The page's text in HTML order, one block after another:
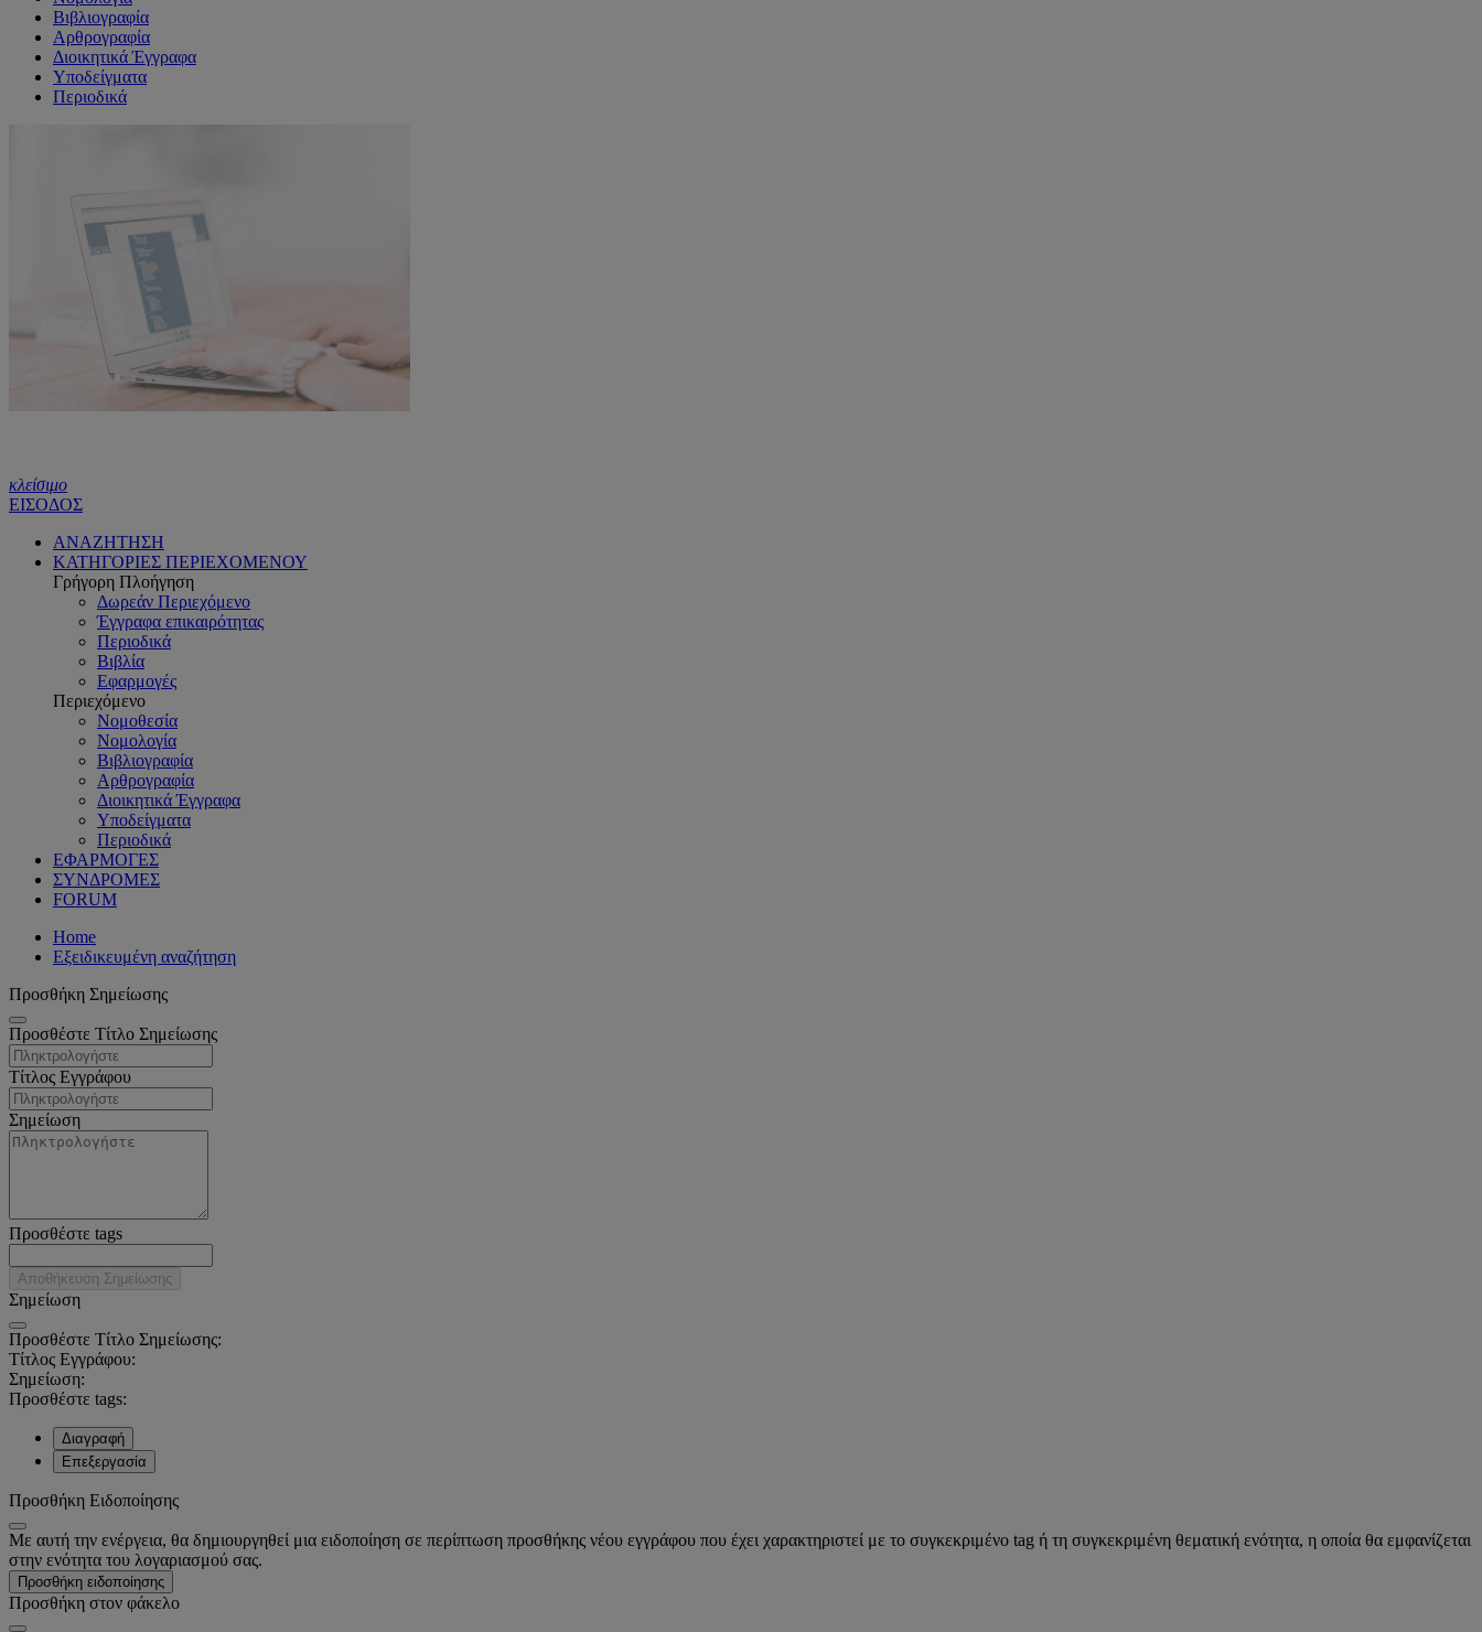
Βιβλιογραφία
Αρθρογραφία
Διοικητικά Έγγραφα
Υποδείγματα
Περιοδικά
κλείσιμο
ΕΙΣΟΔΟΣ
ΑΝΑΖΗΤΗΣΗ
ΚΑΤΗΓΟΡΙΕΣ ΠΕΡΙΕΧΟΜΕΝΟΥ
Γρήγορη Πλοήγηση
Δωρεάν Περιεχόμενο
Έγγραφα επικαιρότητας
Περιοδικά
Βιβλία
Εφαρμογές
Περιεχόμενο
Νομοθεσία
Νομολογία
Βιβλιογραφία
Αρθρογραφία
Διοικητικά Έγγραφα
Υποδείγματα
Περιοδικά
ΕΦΑΡΜΟΓΕΣ
ΣΥΝΔΡΟΜΕΣ
FORUM
Home
Εξειδικευμένη αναζήτηση
Προσθήκη Σημείωσης
Προσθέστε Τίτλο Σημείωσης
Τίτλος Εγγράφου
Σημείωση
Προσθέστε tags
Αποθήκευση Σημείωσης
Σημείωση
Προσθέστε Τίτλο Σημείωσης:
Τίτλος Εγγράφου:
Σημείωση:
Προσθέστε tags:
Διαγραφή
Επεξεργασία
Προσθήκη Ειδοποίησης
Με αυτή την ενέργεια, θα δημιουργηθεί μια ειδοποίηση σε περίπτωση προσθήκης νέου εγγράφου που έχει χαρακτηριστεί με το συγκεκριμένο tag ή τη συγκεκριμένη θεματική ενότητα, η οποία θα εμφανίζεται
στην ενότητα του λογαριασμού σας.
Προσθήκη ειδοποίησης
Προσθήκη στον φάκελο